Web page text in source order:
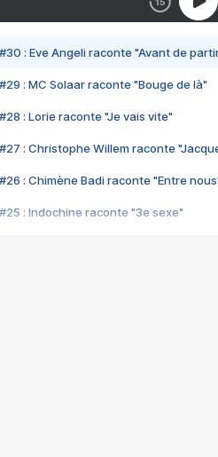
#30 : Eve Angeli raconte "Avant de
#29 : MC Solaar raconte "Bouge de là"
#28 : Lorie raconte "Je vais vite"
#27 : Christophe Willem raconte
#26 : Chimène Badi raconte "Entre
#25 : Indochine raconte "3e sexe"